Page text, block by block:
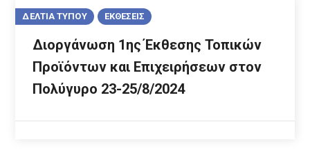
ΔΕΛΤΙΑ ΤΥΠΟΥ ΕΚΘΕΣΕΙΣ
Διοργάνωση 1ης Έκθεσης Τοπικών
Προϊόντων και Επιχειρήσεων στον
Πολύγυρο 23-25/8/2024